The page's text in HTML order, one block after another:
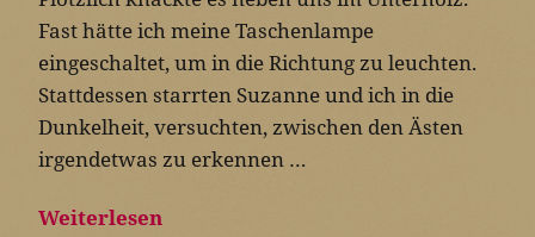
Fast hätte ich meine Taschenlampe
eingeschaltet, um in die Richtung zu leuchten.
Stattdessen starrten Suzanne und ich in die
Dunkelheit, versuchten, zwischen den Ästen
irgendetwas zu erkennen …
Weiterlesen